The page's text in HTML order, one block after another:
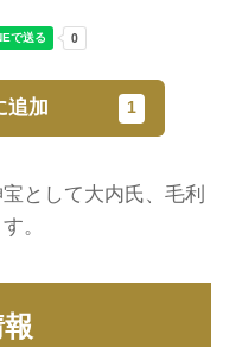
として大内氏、毛利
。
追加